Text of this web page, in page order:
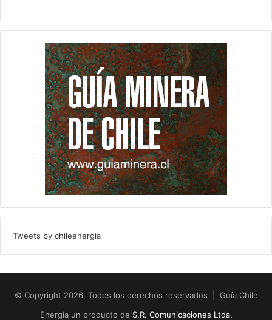
Tweets by chileenergia
© Copyright 2026, Todos los derechos reservados | Guía Chile
Energía un producto de S.R. Comunicaciones Ltda.